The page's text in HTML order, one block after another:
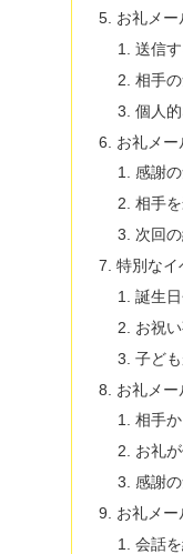
お礼メー
送信
相手
個人
お礼メ
感謝
相手
次回
特別なイ
誕生
お祝
子ど
お礼メ
相手
お礼
感謝
お礼メ
会話